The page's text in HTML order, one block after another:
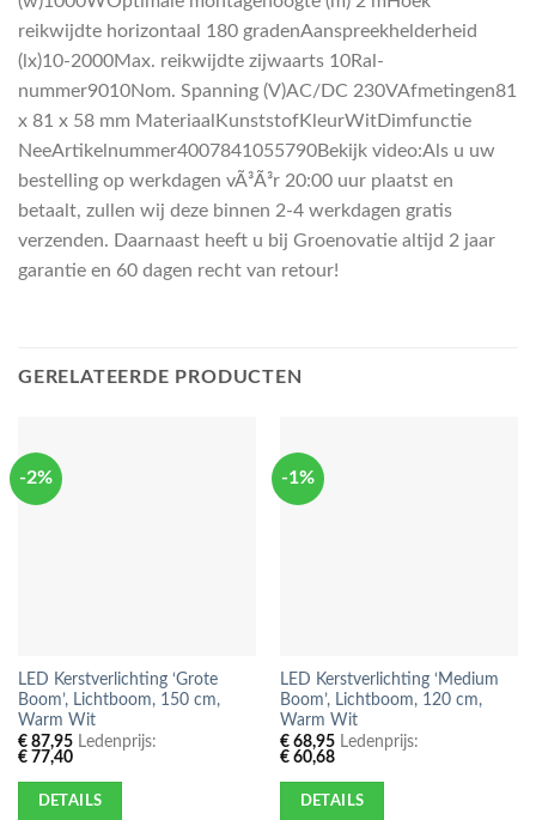
reikwijdte horizontaal 180 gradenAanspreekhelderheid
(lx)10-2000Max. reikwijdte zijwaarts 10Ral-
nummer9010Nom. Spanning (V)AC/DC 230VAfmetingen81
x 81 x 58 mm MateriaalKunststofKleurWitDimfunctie
NeeArtikelnummer4007841055790Bekijk video:Als u uw
bestelling op werkdagen vÃ³Ã³r 20:00 uur plaatst en
betaalt, zullen wij deze binnen 2-4 werkdagen gratis
verzenden. Daarnaast heeft u bij Groenovatie altijd 2 jaar
garantie en 60 dagen recht van retour!
GERELATEERDE PRODUCTEN
-2%
LED Kerstverlichting ‘Grote
Boom’, Lichtboom, 150 cm,
Warm Wit
€87,95Ledenprijs:
€77,40
DETAILS
-1%
LED Kerstverlichting ‘Medium
Boom’, Lichtboom, 120 cm,
Warm Wit
€68,95Ledenprijs:
€60,68
DETAILS